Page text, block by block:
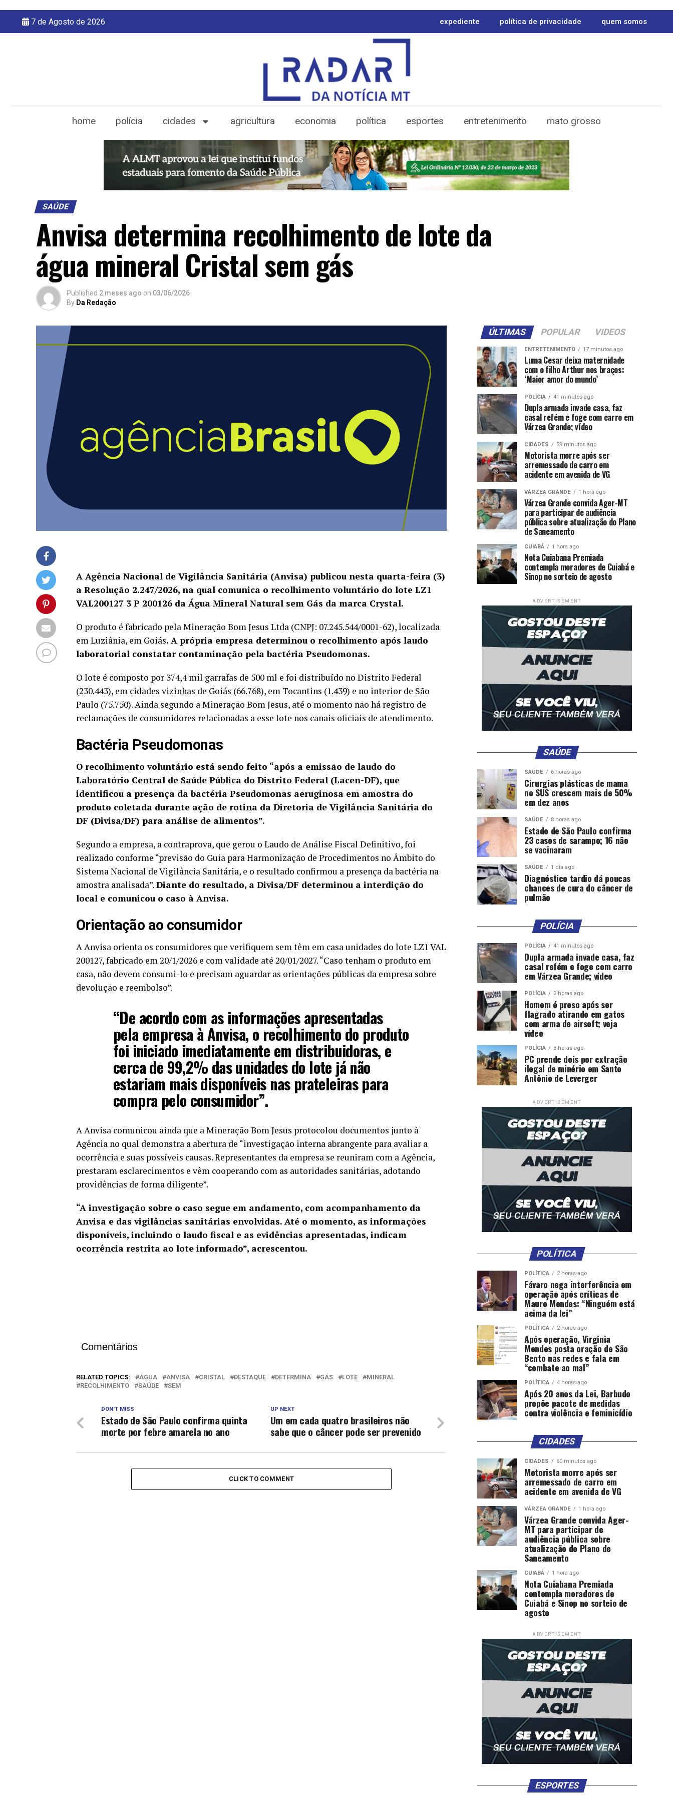
7 de Agosto de 2026 expediente política de privacidade quem somos
home polícia cidades agricultura economia política esportes entretenimento mato grosso
SAÚDE
Anvisa determina recolhimento de lote da
água mineral Cristal sem gás
Published 2 meses ago on 03/06/2026
By Da Redação
A Agência Nacional de Vigilância Sanitária (Anvisa) publicou nesta quarta-feira (3)
a Resolução 2.247/2026, na qual comunica o recolhimento voluntário do lote LZ1
VAL200127 3 P 200126 da Água Mineral Natural sem Gás da marca Crystal.
O produto é fabricado pela Mineração Bom Jesus Ltda (CNPJ: 07.245.544/0001-62), localizada
em Luziânia, em Goiás. A própria empresa determinou o recolhimento após laudo
laboratorial constatar contaminação pela bactéria Pseudomonas.
O lote é composto por 374,4 mil garrafas de 500 ml e foi distribuído no Distrito Federal
(230.443), em cidades vizinhas de Goiás (66.768), em Tocantins (1.439) e no interior de São
Paulo (75.750). Ainda segundo a Mineração Bom Jesus, até o momento não há registro de
reclamações de consumidores relacionadas a esse lote nos canais oficiais de atendimento.
Bactéria Pseudomonas
O recolhimento voluntário está sendo feito “após a emissão de laudo do
Laboratório Central de Saúde Pública do Distrito Federal (Lacen-DF), que
identificou a presença da bactéria Pseudomonas aeruginosa em amostra do
produto coletada durante ação de rotina da Diretoria de Vigilância Sanitária do
DF (Divisa/DF) para análise de alimentos”.
Segundo a empresa, a contraprova, que gerou o Laudo de Análise Fiscal Definitivo, foi
realizado conforme “previsão do Guia para Harmonização de Procedimentos no Âmbito do
Sistema Nacional de Vigilância Sanitária, e o resultado confirmou a presença da bactéria na
amostra analisada”.Diante do resultado, a Divisa/DF determinou a interdição do
local e comunicou o caso à Anvisa.
Orientação ao consumidor
A Anvisa orienta os consumidores que verifiquem sem têm em casa unidades do lote LZ1 VAL
200127, fabricado em 20/1/2026 e com validade até 20/01/2027. “Caso tenham o produto em
casa, não devem consumi-lo e precisam aguardar as orientações públicas da empresa sobre
devolução e reembolso”.
“De acordo com as informações apresentadas
pela empresa à Anvisa, o recolhimento do produto
foi iniciado imediatamente em distribuidoras, e
cerca de 99,2% das unidades do lote já não
estariam mais disponíveis nas prateleiras para
compra pelo consumidor”.
A Anvisa comunicou ainda que a Mineração Bom Jesus protocolou documentos junto à
Agência no qual demonstra a abertura de “investigação interna abrangente para avaliar a
ocorrência e suas possíveis causas. Representantes da empresa se reuniram com a Agência,
prestaram esclarecimentos e vêm cooperando com as autoridades sanitárias, adotando
providências de forma diligente”.
“A investigação sobre o caso segue em andamento, com acompanhamento da
Anvisa e das vigilâncias sanitárias envolvidas. Até o momento, as informações
disponíveis, incluindo o laudo fiscal e as evidências apresentadas, indicam
ocorrência restrita ao lote informado”, acrescentou.
Comentários
RELATED TOPICS: ÁGUA ANVISA CRISTAL DESTAQUE DETERMINA GÁS LOTE
MINERAL
RECOLHIMENTO
SAÚDE SEM
UP NEXT
Um em cada quatro brasileiros não
sabe que o câncer pode ser prevenido
DON'T MISS
Estado de São Paulo confirma quinta
morte por febre amarela no ano
CLICK TO COMMENT
ÚLTIMAS POPULAR VIDEOS
ENTRETENIMENTO 17 minutos ago
Luma Cesar deixa maternidade
com o filho Arthur nos braços:
‘Maior amor do mundo’
POLÍCIA 41 minutos ago
Dupla armada invade casa, faz
casal refém e foge com carro em
Várzea Grande; vídeo
CIDADES 59 minutos ago
Motorista morre após ser
arremessado de carro em
acidente em avenida de VG
VÁRZEA GRANDE 1 hora ago
Várzea Grande convida Ager-MT
para participar de audiência
pública sobre atualização do Plano
de Saneamento
CUIABÁ 1 hora ago
Nota Cuiabana Premiada
contempla moradores de Cuiabá e
Sinop no sorteio de agosto
ADVERTISEMENT
SAÚDE
SAÚDE 6 horas ago
Cirurgias plásticas de mama
no SUS crescem mais de 50%
em dez anos
SAÚDE 8 horas ago
Estado de São Paulo confirma
23 casos de sarampo; 16 não
se vacinaram
SAÚDE 1 dia ago
Diagnóstico tardio dá poucas
chances de cura do câncer de
pulmão
POLÍCIA
POLÍCIA 41 minutos ago
Dupla armada invade casa, faz
casal refém e foge com carro
em Várzea Grande; vídeo
POLÍCIA 2 horas ago
Homem é preso após ser
flagrado atirando em gatos
com arma de airsoft; veja
vídeo
POLÍCIA 3 horas ago
PC prende dois por extração
ilegal de minério em Santo
Antônio de Leverger
ADVERTISEMENT
POLÍTICA
POLÍTICA 2 horas ago
Fávaro nega interferência em
operação após críticas de
Mauro Mendes: “Ninguém está
acima da lei”
POLÍTICA 2 horas ago
Após operação, Virginia
Mendes posta oração de São
Bento nas redes e fala em
“combate ao mal”
POLÍTICA 4 horas ago
Após 20 anos da Lei, Barbudo
propõe pacote de medidas
contra violência e feminicídio
CIDADES
CIDADES 60 minutos ago
Motorista morre após ser
arremessado de carro em
acidente em avenida de VG
VÁRZEA GRANDE 1 hora ago
Várzea Grande convida Ager-
MT para participar de
audiência pública sobre
atualização do Plano de
Saneamento
CUIABÁ 1 hora ago
Nota Cuiabana Premiada
contempla moradores de
Cuiabá e Sinop no sorteio de
agosto
ADVERTISEMENT
ESPORTES